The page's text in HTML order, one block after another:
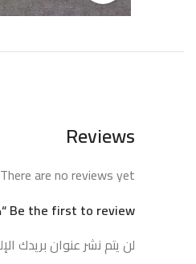
Reviews
There are no reviews yet.
Be the first to review “كنفاه”
لن يتم نشر عنوان بريدك